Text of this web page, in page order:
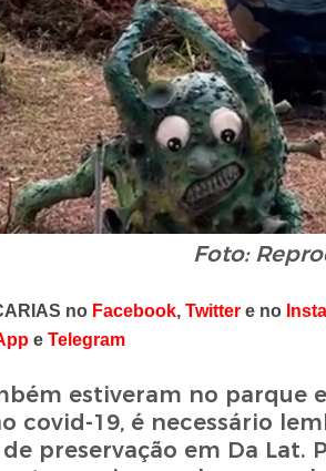
Foto:
no Facebook, Twittere no
e Telegram
estiveram no parque
covid-19, é necessário
preservação em Da